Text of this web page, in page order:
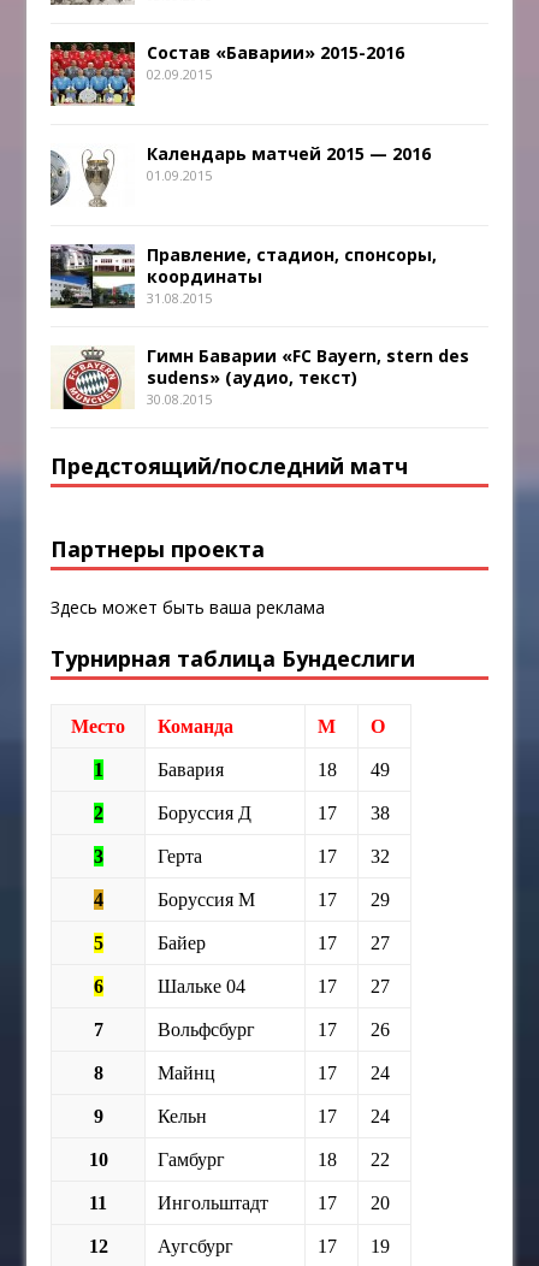
Состав «Баварии» 2015-2016
02.09.2015
Календарь матчей 2015 — 2016
01.09.2015
Правление, стадион, спонсоры,
координаты
31.08.2015
Гимн Баварии «FC Bayern, stern des
sudens» (аудио, текст)
30.08.2015
Предстоящий/последний матч
Партнеры проекта
Здесь может быть ваша реклама
Турнирная таблица Бундеслиги
Место Команда М О
1 Бавария 18 49
2 Боруссия Д 17 38
3 Герта 17 32
4 Боруссия М 17 29
5 Байер 17 27
6 Шальке 04 17 27
7 Вольфсбург 17 26
8 Майнц 17 24
9 Кельн 17 24
10 Гамбург 18 22
11 Ингольштадт 17 20
12 Аугсбург 17 19